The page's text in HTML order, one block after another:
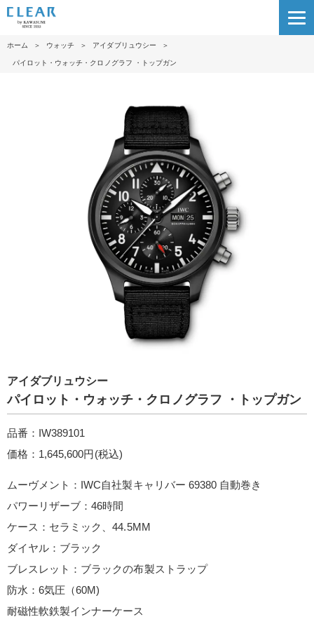
ホーム ＞ ウォッチ ＞ アイダブリュウシー ＞
パイロット・ウォッチ・クロノグラフ ・トップガン
アイダブリュウシー
パイロット・ウォッチ・クロノグラフ ・トップガン
品番：IW389101
価格：1,645,600円(税込)
ムーヴメント：IWC自社製キャリバー 69380 自動巻き
パワーリザーブ：46時間
ケース：セラミック、44.5MM
ダイヤル：ブラック
ブレスレット：ブラックの布製ストラップ
防水：6気圧（60M)
耐磁性軟鉄製インナーケース